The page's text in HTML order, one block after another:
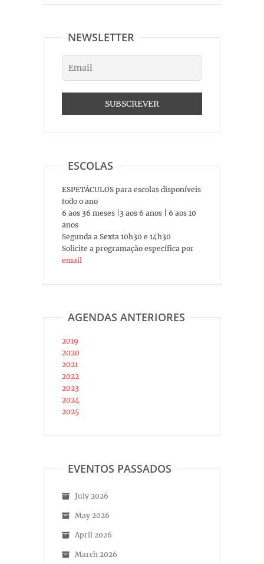
NEWSLETTER
ESCOLAS
ESPETÁCULOS para escolas disponíveis
todo o ano
6 aos 36 meses |3 aos 6 anos | 6 aos 10
anos
Segunda a Sexta 10h30 e 14h30
Solicite a programação específica por
email
AGENDAS ANTERIORES
2019
2020
2021
2022
2023
2024
2025
EVENTOS PASSADOS
July 2026
May 2026
April 2026
March 2026